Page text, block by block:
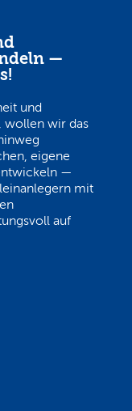
—
und
wollen wir das
eigene
—
mit
auf